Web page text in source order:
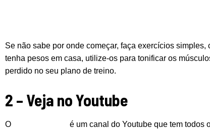
Se não sabe por onde começar, faça exercícios
tenha pesos em casa, utilize-os para tonificar os
perdido no seu plano de treino.
2 – Veja no Youtube
O é um canal do Youtube que tem todos